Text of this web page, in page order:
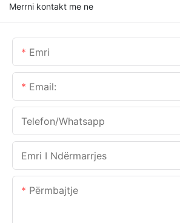
Merrni kontakt me ne
Emri
Email:
Telefon/whatsapp
Emri I Ndërmarrjes
Përmbajtje